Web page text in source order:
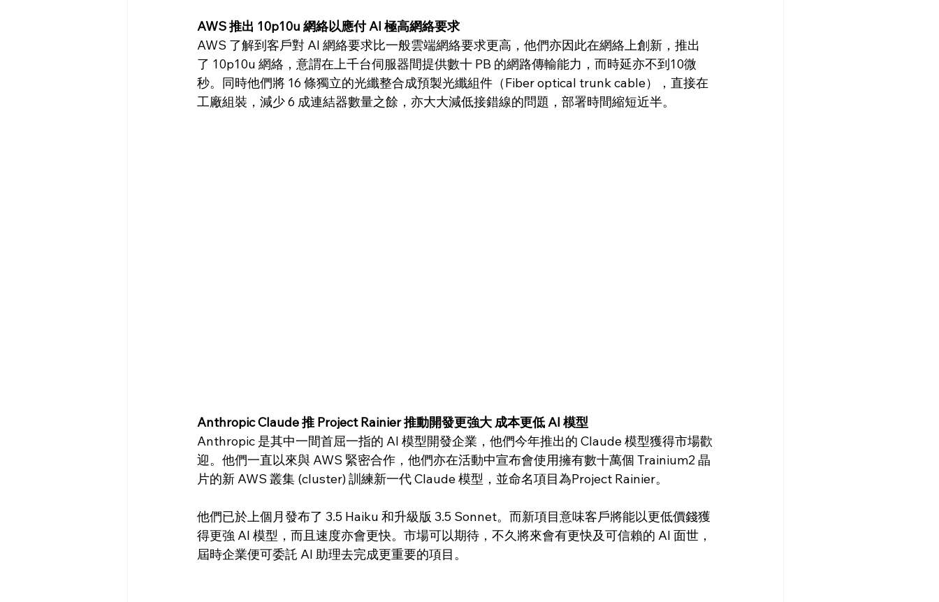
AWS 推出 10p10u 網絡以應付 AI 極高網絡要求
AWS 了解到客戶對 AI 網絡要求比一般雲端網絡要求更高，他們亦因此在網絡上創新，推出
了 10p10u 網絡，意謂在上千台伺服器間提供數十 PB 的網路傳輸能力，而時延亦不到10微
秒。同時他們將 16 條獨立的光纖整合成預製光纖組件（Fiber optical trunk cable），直接在
工廠組裝，減少 6 成連結器數量之餘，亦大大減低接錯線的問題，部署時間縮短近半。
Anthropic Claude 推 Project Rainier 推動開發更強大 成本更低 AI 模型
Anthropic 是其中一間首屈一指的 AI 模型開發企業，他們今年推出的 Claude 模型獲得市場歡
迎。他們一直以來與 AWS 緊密合作，他們亦在活動中宣布會使用擁有數十萬個 Trainium2 晶
片的新 AWS 叢集 (cluster) 訓練新一代 Claude 模型，並命名項目為Project Rainier。
他們已於上個月發布了 3.5 Haiku 和升級版 3.5 Sonnet。而新項目意味客戶將能以更低價錢獲
得更強 AI 模型，而且速度亦會更快。市場可以期待，不久將來會有更快及可信賴的 AI 面世，
屆時企業便可委託 AI 助理去完成更重要的項目。